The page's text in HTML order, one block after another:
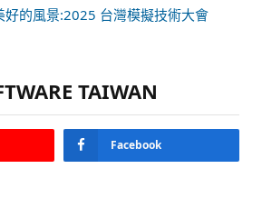
好的風景:2025 台灣模擬技術大會
TAIWAN
Facebook